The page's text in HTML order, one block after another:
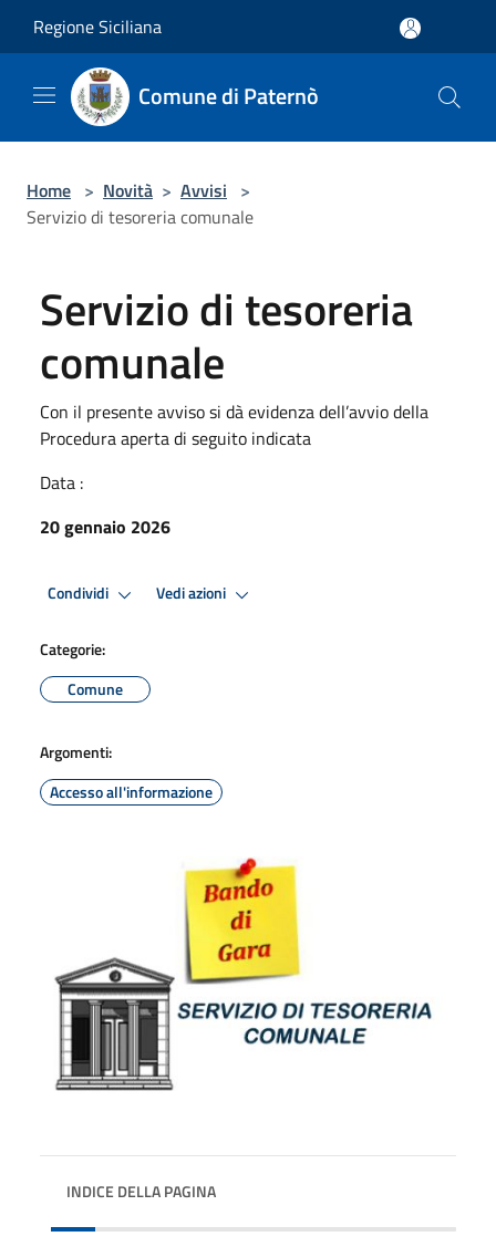
Regione Siciliana
Comune di Paternò
Home > Novità > Avvisi >
Servizio di tesoreria comunale
Servizio di tesoreria
comunale
Con il presente avviso si dà evidenza dell’avvio della
Procedura aperta di seguito indicata
Data :
20 gennaio 2026
Condividi Vedi azioni
Categorie:
Comune
Argomenti:
Accesso all'informazione
INDICE DELLA PAGINA